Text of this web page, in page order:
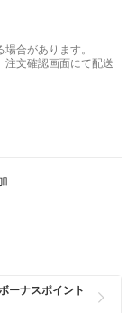
合があります。
文確認画面にて配送
ーナスポイント